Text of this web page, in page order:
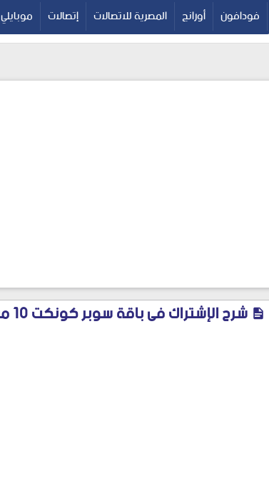
فودافون أورانج المصرية للاتصالات إتصالات موبايلي
شرح الإشتراك فى باقة سوبر كونكت 10 من إتصالات 2023